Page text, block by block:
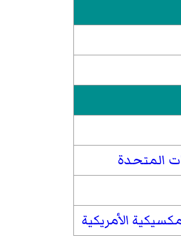
المتحدة
الأمريكية